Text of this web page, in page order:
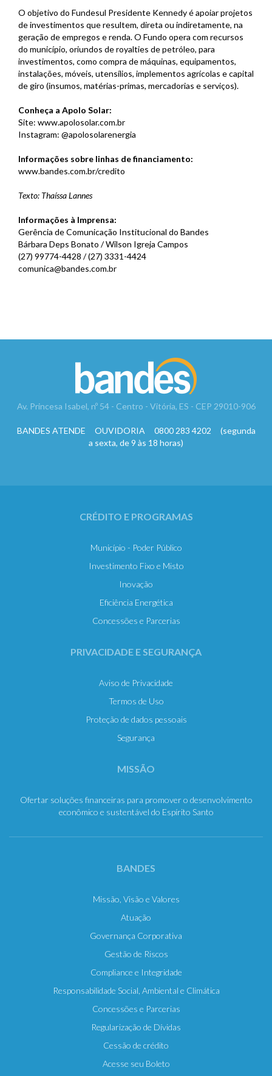
O objetivo do Fundesul Presidente Kennedy é apoiar projetos
de investimentos que resultem, direta ou indiretamente, na
geração de empregos e renda. O Fundo opera com recursos
do município, oriundos de royalties de petróleo, para
investimentos, como compra de máquinas, equipamentos,
instalações, móveis, utensílios, implementos agrícolas e capital
de giro (insumos, matérias-primas, mercadorias e serviços).
Conheça a Apolo Solar:
Site: www.apolosolar.com.br
Instagram: @apolosolarenergia
Informações sobre linhas de financiamento:
www.bandes.com.br/credito
Texto: Thaíssa Lannes
Informações à Imprensa:
Gerência de Comunicação Institucional do Bandes
Bárbara Deps Bonato / Wilson Igreja Campos
(27) 99774-4428 / (27) 3331-4424
comunica@bandes.com.br
Av. Princesa Isabel, nº 54 - Centro - Vitória, ES - CEP 29010-906
BANDES ATENDE OUVIDORIA 0800 283 4202 (segunda
a sexta, de 9 às 18 horas)
CRÉDITO E PROGRAMAS
Município - Poder Público
Investimento Fixo e Misto
Inovação
Eficiência Energética
Concessões e Parcerias
PRIVACIDADE E SEGURANÇA
Aviso de Privacidade
Termos de Uso
Proteção de dados pessoais
Segurança
MISSÃO
Ofertar soluções financeiras para promover o desenvolvimento
econômico e sustentável do Espírito Santo
BANDES
Missão, Visão e Valores
Atuação
Governança Corporativa
Gestão de Riscos
Compliance e Integridade
Responsabilidade Social, Ambiental e Climática
Concessões e Parcerias
Regularização de Dívidas
Cessão de crédito
Acesse seu Boleto